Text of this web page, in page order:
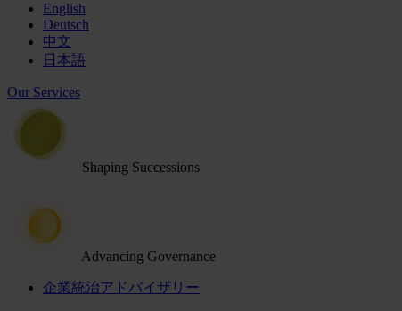
English
Deutsch
中文
日本語
Our Services
Shaping Successions
Advancing Governance
企業統治アドバイザリー